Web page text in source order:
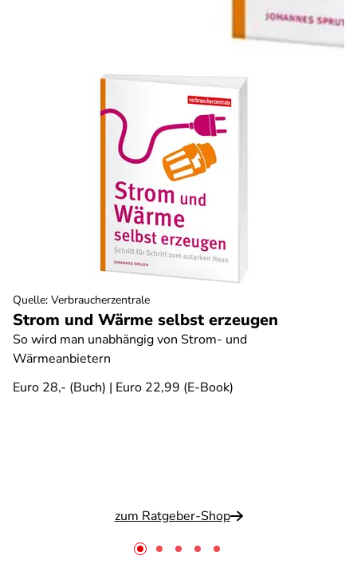
Strom und Wärme selbst erzeugen
So wird man unabhängig von Strom- und
Wärmeanbietern
Euro 28,- (Buch) | Euro 22,99 (E-Book)
zum Ratgeber-Shop
Quelle: Verbraucherzentrale